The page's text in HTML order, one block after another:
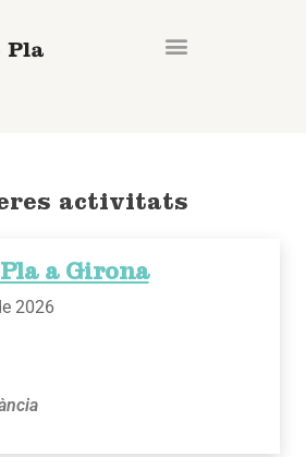
activitats
a Girona
2026